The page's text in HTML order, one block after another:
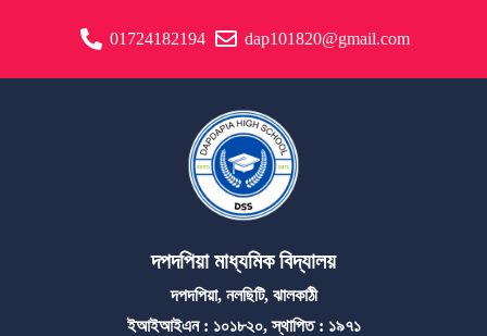
01724182194 dap101820@gmail.com
দপদপিয়া মাধ্যমিক বিদ্যালয়
দপদপিয়া, নলছিটি, ঝালকাঠী
ইআইআইএন : ১০১৮২০, স্থাপিত : ১৯৭১